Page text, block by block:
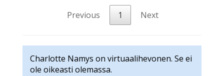
Previous
1 Next
Charlotte Namys on virtuaalihevonen. Se ei
ole oikeasti olemassa.